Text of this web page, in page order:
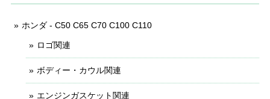
ホンダ - C50 C65 C70 C100 C110
ロゴ関連
ボディー・カウル関連
エンジンガスケット関連